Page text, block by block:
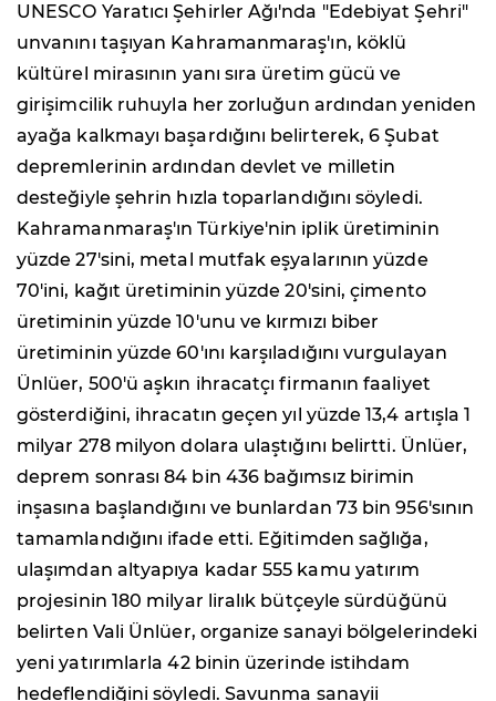
UNESCO Yaratıcı Şehirler Ağı'nda "Edebiyat Şehri"
unvanını taşıyan Kahramanmaraş'ın, köklü
kültürel mirasının yanı sıra üretim gücü ve
girişimcilik ruhuyla her zorluğun ardından yeniden
ayağa kalkmayı başardığını belirterek, 6 Şubat
depremlerinin ardından devlet ve milletin
desteğiyle şehrin hızla toparlandığını söyledi.
Kahramanmaraş'ın Türkiye'nin iplik üretiminin
yüzde 27'sini, metal mutfak eşyalarının yüzde
70'ini, kağıt üretiminin yüzde 20'sini, çimento
üretiminin yüzde 10'unu ve kırmızı biber
üretiminin yüzde 60'ını karşıladığını vurgulayan
Ünlüer, 500'ü aşkın ihracatçı firmanın faaliyet
gösterdiğini, ihracatın geçen yıl yüzde 13,4 artışla 1
milyar 278 milyon dolara ulaştığını belirtti. Ünlüer,
deprem sonrası 84 bin 436 bağımsız birimin
inşasına başlandığını ve bunlardan 73 bin 956'sının
tamamlandığını ifade etti. Eğitimden sağlığa,
ulaşımdan altyapıya kadar 555 kamu yatırım
projesinin 180 milyar liralık bütçeyle sürdüğünü
belirten Vali Ünlüer, organize sanayi bölgelerindeki
yeni yatırımlarla 42 binin üzerinde istihdam
hedeflendiğini söyledi. Savunma sanayii